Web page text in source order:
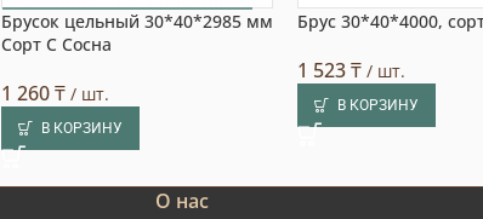
Выбор покупателя
Брусок цельный 30*40*2985 мм
Сорт С Сосна
1 260₸/ шт.
В КОРЗИНУ
Брус 30*40*4000,
1 523₸ / шт.
В КОРЗИНУ
О нас